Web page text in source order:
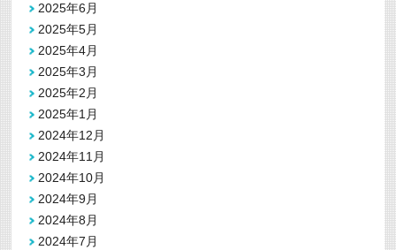
2025年6月
2025年5月
2025年4月
2025年3月
2025年2月
2025年1月
2024年12月
2024年11月
2024年10月
2024年9月
2024年8月
2024年7月